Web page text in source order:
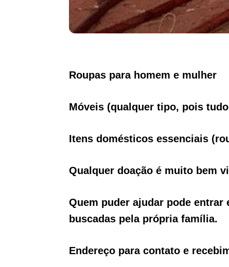
Roupas para homem e mulher
Móveis (qualquer tipo, pois
Itens domésticos essenciais
Qualquer doação é muito bem
Quem puder ajudar pode entrar
buscadas pela própria família.
Endereço para contato e